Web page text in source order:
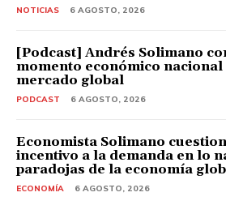
NOTICIAS 6 AGOSTO, 2026
[Podcast] Andrés Solimano
momento económico nacional
mercado global
PODCAST 6 AGOSTO, 2026
Economista Solimano
incentivo a la demanda en lo
paradojas de la economía
ECONOMÍA 6 AGOSTO, 2026